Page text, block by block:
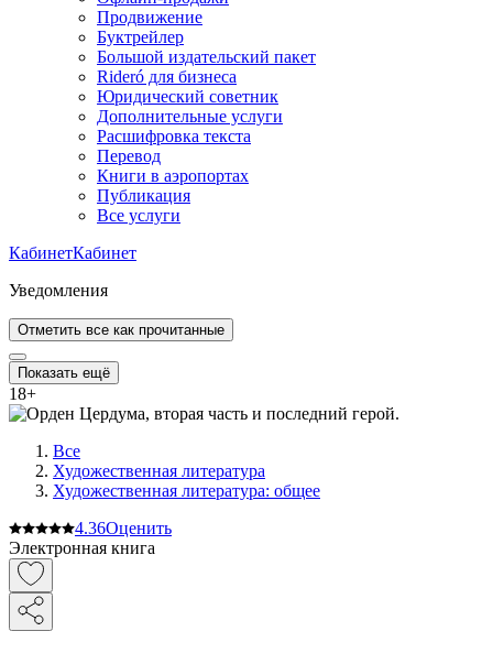
Продвижение
Буктрейлер
Большой издательский пакет
Rideró для бизнеса
Юридический советник
Дополнительные услуги
Расшифровка текста
Перевод
Книги в аэропортах
Публикация
Все услуги
КабинетКабинет
Уведомления
Отметить все как прочитанные
Показать ещё
18+
Все
Художественная литература
Художественная литература: общее
4.36Оценить
Электронная книга